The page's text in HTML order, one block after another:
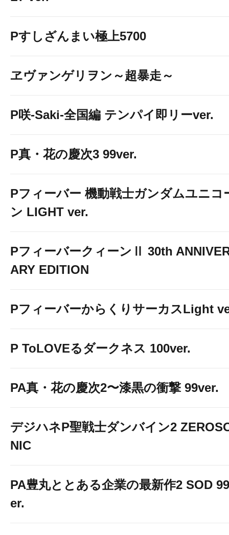
Pすしざんまい極上5700
ヱヴァンゲリヲン～超暴走～
P咲-Saki-全国編 テンパイ即リーver.
P真・花の慶次3 99ver.
Pフィーバー 機動戦士ガンダムユニコ
ン LIGHT ver.
PフィーバークィーンⅡ 30th
ARY EDITION
PフィーバーからくりサーカスLight
P ToLOVEるダークネス 100ver.
PA真・花の慶次2〜漆黒の衝撃 99ver.
デジハネP聖戦士ダンバイン2
NIC
PA豊丸ととある企業の最新作2 SOD
er.